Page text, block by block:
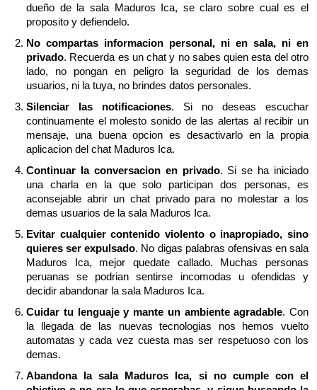
dueño de la sala Maduros Ica, se claro sobre cual es el
proposito y defiendelo.
No compartas informacion personal, ni en sala, ni en
privado. Recuerda es un chat y no sabes quien esta del otro
lado, no pongan en peligro la seguridad de los demas
usuarios, ni la tuya, no brindes datos personales.
Silenciar las notificaciones. Si no deseas escuchar
continuamente el molesto sonido de las alertas al recibir un
mensaje, una buena opcion es desactivarlo en la propia
aplicacion del chat Maduros Ica.
Continuar la conversacion en privado. Si se ha iniciado
una charla en la que solo participan dos personas, es
aconsejable abrir un chat privado para no molestar a los
demas usuarios de la sala Maduros Ica.
Evitar cualquier contenido violento o inapropiado, sino
quieres ser expulsado. No digas palabras ofensivas en sala
Maduros Ica, mejor quedate callado. Muchas personas
peruanas se podrian sentirse incomodas u ofendidas y
decidir abandonar la sala Maduros Ica.
Cuidar tu lenguaje y mante un ambiente agradable. Con
la llegada de las nuevas tecnologias nos hemos vuelto
automatas y cada vez cuesta mas ser respetuoso con los
demas.
Abandona la sala Maduros Ica, si no cumple con el